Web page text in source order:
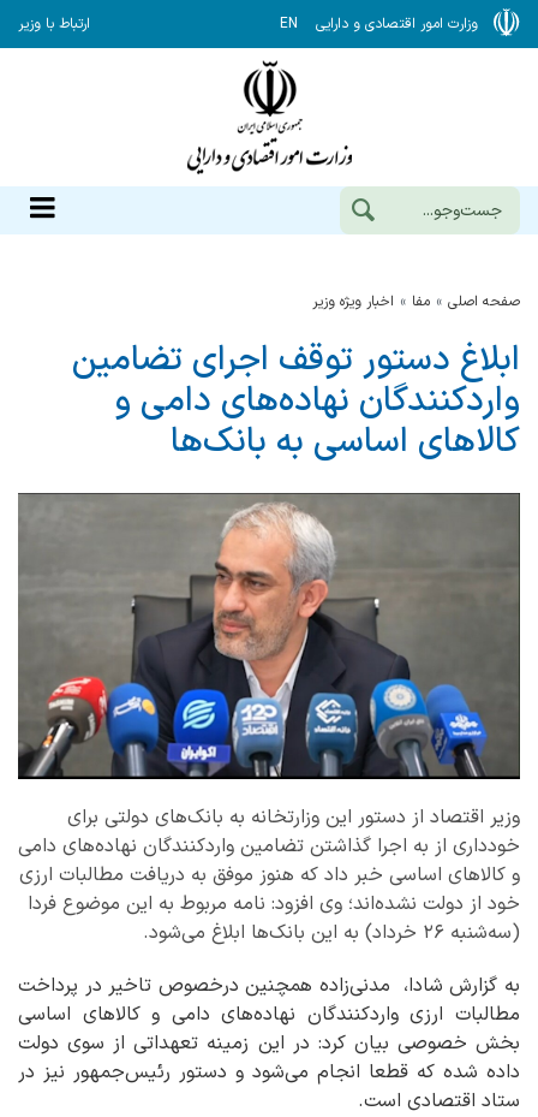
وزارت امور اقتصادی و دارایی EN ارتباط با وزیر
صفحه اصلی مفا اخبار ویژه وزیر
ابلاغ دستور توقف اجرای تضامین
واردکنندگان نهاده‌های دامی و
کالاهای اساسی به بانک‌ها
وزیر اقتصاد از دستور این وزارتخانه به بانک‌های دولتی برای
خودداری از به اجرا گذاشتن تضامین واردکنندگان نهاده‌های دامی
و کالاهای اساسی خبر داد که هنوز موفق به دریافت مطالبات ارزی
خود از دولت نشده‌اند؛ وی افزود: نامه مربوط به این موضوع فردا
(سه‌شنبه ۲۶ خرداد) به این بانک‌ها ابلاغ می‌شود.
به گزارش شادا، مدنی‌زاده همچنین درخصوص تاخیر در پرداخت
مطالبات ارزی واردکنندگان نهاده‌های دامی و کالاهای اساسی
بخش خصوصی بیان کرد: در این زمینه تعهداتی از سوی دولت
داده شده که قطعا انجام می‌شود و دستور رئیس‌جمهور نیز در
ستاد اقتصادی است.